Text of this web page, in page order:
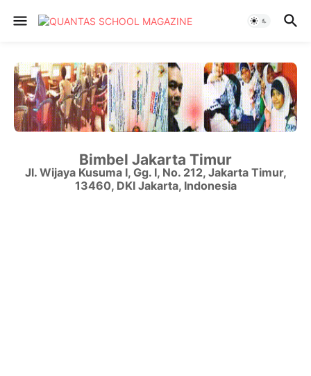
Bimbel Jakarta Timur
Jl. Wijaya Kusuma I, Gg. I, No. 212, Jakarta Timur,
13460, DKI Jakarta, Indonesia